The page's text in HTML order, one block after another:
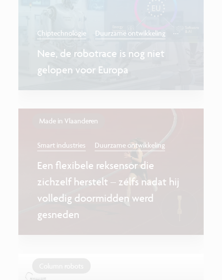
Chiptechnologie Duurzame ontwikkeling ...
Nee, de robotrace is nog niet
gelopen voor Europa
Made in Vlaanderen
Smart industries Duurzame ontwikkeling
Een flexibele reksensor die
zichzelf herstelt – zélfs nadat hij
volledig doormidden werd
gesneden